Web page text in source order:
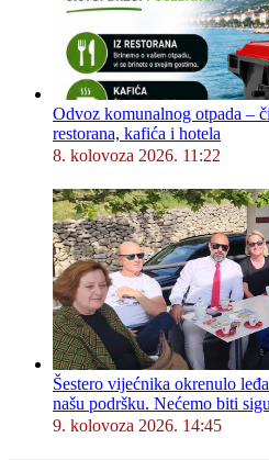
Odvoz komunalnog otpada –
restorana, kafića i hotela
8. kolovoza 2026. 11:22
Šestero vijećnika okrenulo
našu podršku. Nećemo biti
9. kolovoza 2026. 14:45